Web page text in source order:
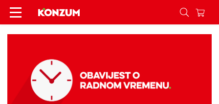
Radno vrijeme 22.6.2023. - Vijesti - Konzum